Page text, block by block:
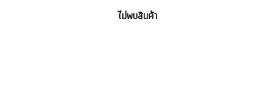
ไม่พบสินค้า